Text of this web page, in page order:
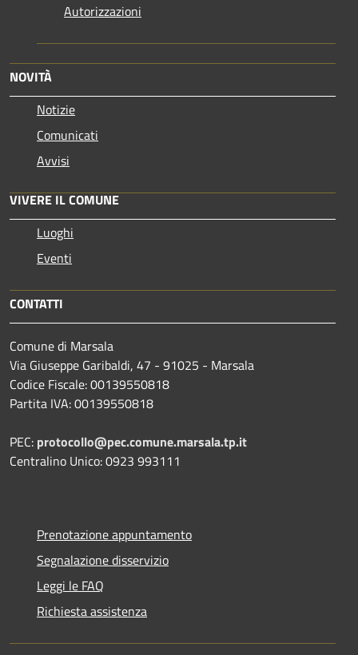
Autorizzazioni
NOVITÀ
Notizie
Comunicati
Avvisi
VIVERE IL COMUNE
Luoghi
Eventi
CONTATTI
Comune di Marsala
Via Giuseppe Garibaldi, 47 - 91025 - Marsala
Codice Fiscale: 00139550818
Partita IVA: 00139550818
PEC: protocollo@pec.comune.marsala.tp.it
Centralino Unico: 0923 993111
Prenotazione appuntamento
Segnalazione disservizio
Leggi le FAQ
Richiesta assistenza